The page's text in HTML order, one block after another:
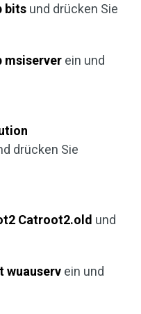
bits und drücken Sie
msiserver ein und
drücken Sie
Catroot2.old und
wuauserv ein und